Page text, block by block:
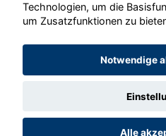
© konjunkturmotor.de
Technologien, um die
um Zusatzfunktionen zu
Notwendige
Alle